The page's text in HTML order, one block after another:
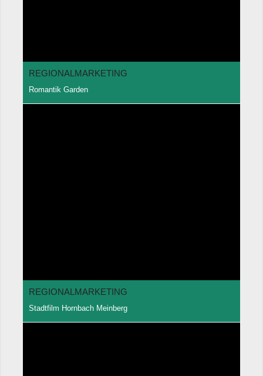
REGIONALMARKETING
Romantik Garden
REGIONALMARKETING
Stadtfilm Hornbach Meinberg